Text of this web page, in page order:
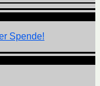
Spende!